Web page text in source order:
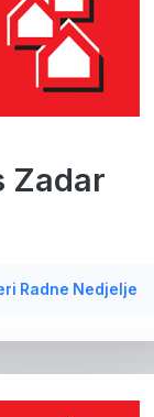
Zadar
Radne Nedjelje